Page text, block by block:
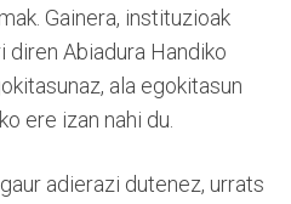
Gainera, instituzioak
diren Abiadura Handiko
ala egokitasun
ere izan nahi du.
adierazi dutenez, urrats